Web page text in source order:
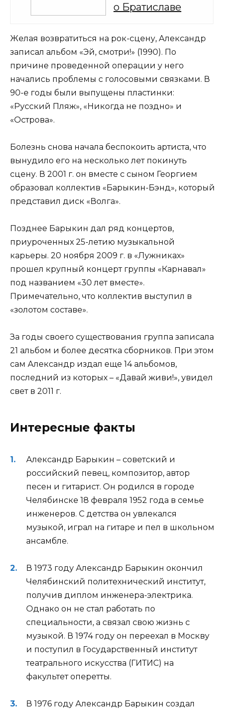
о Братиславе
Желая возвратиться на рок-сцену, Александр
записал альбом «Эй, смотри!» (1990). По
причине проведенной операции у него
начались проблемы с голосовыми связками. В
90-е годы были выпущены пластинки:
«Русский Пляж», «Никогда не поздно» и
«Острова».
Болезнь снова начала беспокоить артиста, что
вынудило его на несколько лет покинуть
сцену. В 2001 г. он вместе с сыном Георгием
образовал коллектив «Барыкин-Бэнд», который
представил диск «Волга».
Позднее Барыкин дал ряд концертов,
приуроченных 25-летию музыкальной
карьеры. 20 ноября 2009 г. в «Лужниках»
прошел крупный концерт группы «Карнавал»
под названием «30 лет вместе».
Примечательно, что коллектив выступил в
«золотом составе».
За годы своего существования группа записала
21 альбом и более десятка сборников. При этом
сам Александр издал еще 14 альбомов,
последний из которых – «Давай живи!», увидел
свет в 2011 г.
Интересные факты
Александр Барыкин – советский и
российский певец, композитор, автор
песен и гитарист. Он родился в городе
Челябинске 18 февраля 1952 года в семье
инженеров. С детства он увлекался
музыкой, играл на гитаре и пел в школьном
ансамбле.
В 1973 году Александр Барыкин окончил
Челябинский политехнический институт,
получив диплом инженера-электрика.
Однако он не стал работать по
специальности, а связал свою жизнь с
музыкой. В 1974 году он переехал в Москву
и поступил в Государственный институт
театрального искусства (ГИТИС) на
факультет оперетты.
В 1976 году Александр Барыкин создал